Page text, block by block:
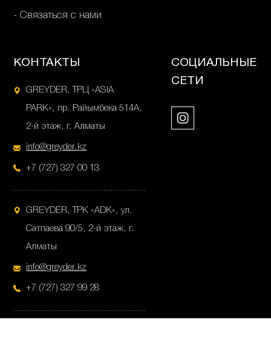
Связаться с нами
КОНТАКТЫ
GREYDER, ТРЦ «ASIA
PARK», пр. Райымбека 514А,
2-й этаж, г. Алматы
info@greyder.kz
+7 (727) 327 00 13
GREYDER, ТРК «ADK», ул.
Сатпаева 90/5, 2-й этаж, г.
Алматы
info@greyder.kz
+7 (727) 327 99 28
СОЦИАЛЬНЫЕ
СЕТИ